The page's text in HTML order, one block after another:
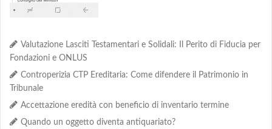
Valutazione Lasciti Testamentari e Solidali: Il Perito di Fiducia per
Fondazioni e ONLUS
Controperizia CTP Ereditaria: Come difendere il Patrimonio in
Tribunale
Accettazione eredità con beneficio di inventario termine
Quando un oggetto diventa antiquariato?